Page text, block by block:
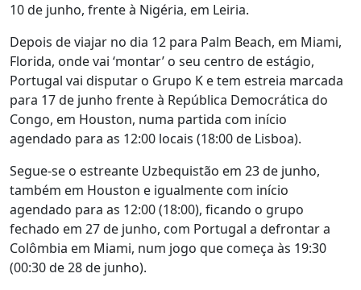
10 de junho, frente à Nigéria, em Leiria.
Depois de viajar no dia 12 para Palm Beach, em Miami,
Florida, onde vai ‘montar’ o seu centro de estágio,
Portugal vai disputar o Grupo K e tem estreia marcada
para 17 de junho frente à República Democrática do
Congo, em Houston, numa partida com início
agendado para as 12:00 locais (18:00 de Lisboa).
Segue-se o estreante Uzbequistão em 23 de junho,
também em Houston e igualmente com início
agendado para as 12:00 (18:00), ficando o grupo
fechado em 27 de junho, com Portugal a defrontar a
Colômbia em Miami, num jogo que começa às 19:30
(00:30 de 28 de junho).